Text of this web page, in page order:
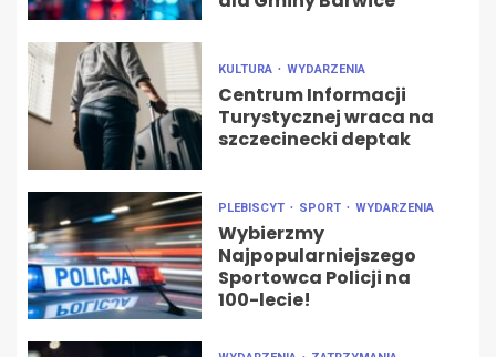
KULTURA WYDARZENIA
Centrum Informacji
Turystycznej wraca na
szczecinecki deptak
PLEBISCYT SPORT WYDARZENIA
Wybierzmy
Najpopularniejszego
Sportowca Policji na
100-lecie!